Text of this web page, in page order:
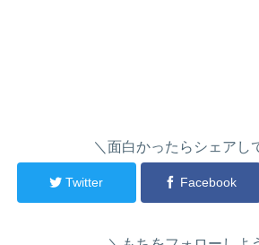
＼面白かったらシェアし
Twitter Facebook